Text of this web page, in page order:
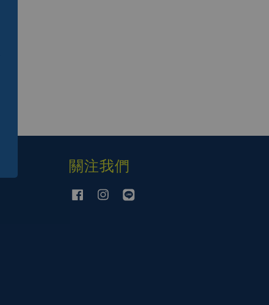
關注我們
Facebook Instagram